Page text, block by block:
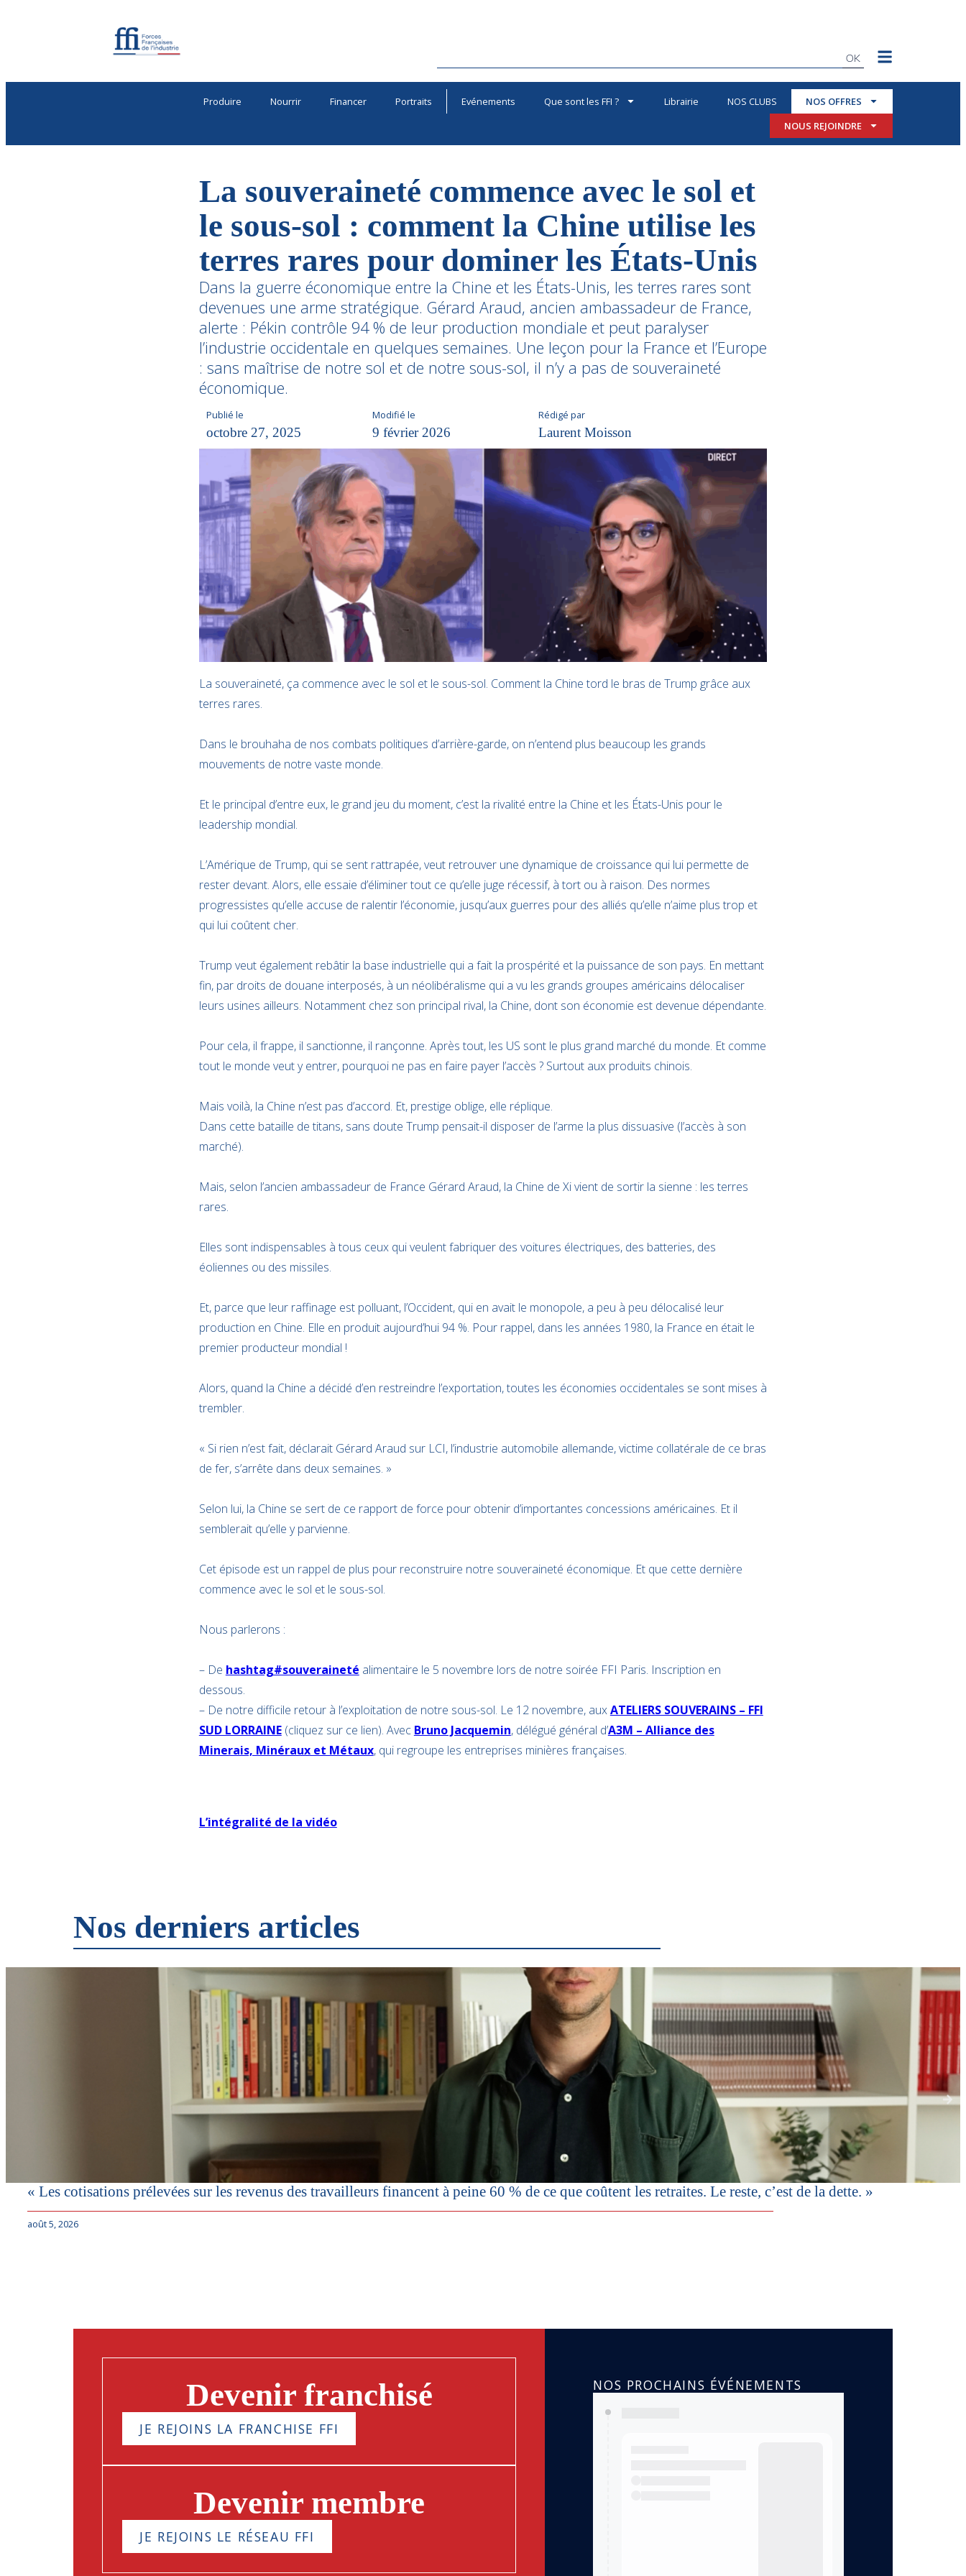
OK
Produire Nourrir Financer Portraits Evénements Que sont les FFI ? Librairie NOS CLUBS
NOS OFFRES
NOUS REJOINDRE
La souveraineté commence avec le sol et
le sous-sol : comment la Chine utilise les
terres rares pour dominer les États-Unis
Dans la guerre économique entre la Chine et les États-Unis, les terres rares sont
devenues une arme stratégique. Gérard Araud, ancien ambassadeur de France,
alerte : Pékin contrôle 94 % de leur production mondiale et peut paralyser
l’industrie occidentale en quelques semaines. Une leçon pour la France et l’Europe
: sans maîtrise de notre sol et de notre sous-sol, il n’y a pas de souveraineté
économique.
Publié le
octobre 27, 2025
Modifié le
9 février 2026
Rédigé par
Laurent Moisson
La souveraineté, ça commence avec le sol et le sous-sol. Comment la Chine tord le bras de Trump grâce aux
terres rares.
Dans le brouhaha de nos combats politiques d’arrière-garde, on n’entend plus beaucoup les grands
mouvements de notre vaste monde.
Et le principal d’entre eux, le grand jeu du moment, c’est la rivalité entre la Chine et les États-Unis pour le
leadership mondial.
L’Amérique de Trump, qui se sent rattrapée, veut retrouver une dynamique de croissance qui lui permette de
rester devant. Alors, elle essaie d’éliminer tout ce qu’elle juge récessif, à tort ou à raison. Des normes
progressistes qu’elle accuse de ralentir l’économie, jusqu’aux guerres pour des alliés qu’elle n’aime plus trop et
qui lui coûtent cher.
Trump veut également rebâtir la base industrielle qui a fait la prospérité et la puissance de son pays. En mettant
fin, par droits de douane interposés, à un néolibéralisme qui a vu les grands groupes américains délocaliser
leurs usines ailleurs. Notamment chez son principal rival, la Chine, dont son économie est devenue dépendante.
Pour cela, il frappe, il sanctionne, il rançonne. Après tout, les US sont le plus grand marché du monde. Et comme
tout le monde veut y entrer, pourquoi ne pas en faire payer l’accès ? Surtout aux produits chinois.
Mais voilà, la Chine n’est pas d’accord. Et, prestige oblige, elle réplique.
Dans cette bataille de titans, sans doute Trump pensait-il disposer de l’arme la plus dissuasive (l’accès à son
marché).
Mais, selon l’ancien ambassadeur de France Gérard Araud, la Chine de Xi vient de sortir la sienne : les terres
rares.
Elles sont indispensables à tous ceux qui veulent fabriquer des voitures électriques, des batteries, des
éoliennes ou des missiles.
Et, parce que leur raffinage est polluant, l’Occident, qui en avait le monopole, a peu à peu délocalisé leur
production en Chine. Elle en produit aujourd’hui 94 %. Pour rappel, dans les années 1980, la France en était le
premier producteur mondial !
Alors, quand la Chine a décidé d’en restreindre l’exportation, toutes les économies occidentales se sont mises à
trembler.
« Si rien n’est fait, déclarait Gérard Araud sur LCI, l’industrie automobile allemande, victime collatérale de ce bras
de fer, s’arrête dans deux semaines. »
Selon lui, la Chine se sert de ce rapport de force pour obtenir d’importantes concessions américaines. Et il
semblerait qu’elle y parvienne.
Cet épisode est un rappel de plus pour reconstruire notre souveraineté économique. Et que cette dernière
commence avec le sol et le sous-sol.
Nous parlerons :
– De hashtag#souveraineté alimentaire le 5 novembre lors de notre soirée FFI Paris. Inscription en
dessous.
– De notre difficile retour à l’exploitation de notre sous-sol. Le 12 novembre, auxATELIERS SOUVERAINS – FFI
SUD LORRAINE(cliquez sur ce lien). Avec Bruno Jacquemin, délégué général d’A3M – Alliance des
Minerais, Minéraux et Métaux, qui regroupe les entreprises minières françaises.
L’intégralité de la vidéo
Nos derniers articles
« Les cotisations prélevées sur les revenus des travailleurs financent à peine 60 % de ce que coûtent les retraites. Le reste, c’est de la dette. »
août 5, 2026
Devenir franchisé
JE REJOINS LA FRANCHISE FFI
Devenir membre
JE REJOINS LE RÉSEAU FFI
NOS PROCHAINS ÉVÉNEMENTS